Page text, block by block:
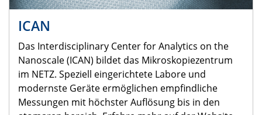
ICAN
Das Interdisciplinary Center for Analytics on the
Nanoscale (ICAN) bildet das Mikroskopiezentrum
im NETZ. Speziell eingerichtete Labore und
modernste Geräte ermöglichen empfindliche
Messungen mit höchster Auflösung bis in den